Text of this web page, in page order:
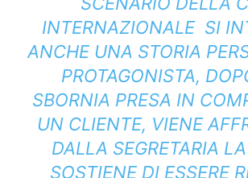
INTERNAZIONALE SI
ANCHE UNA STORIA
PROTAGONISTA,
SBORNIA PRESA IN
UN CLIENTE, VIENE
DALLA SEGRETARIA
SOSTIENE DI ESSERE